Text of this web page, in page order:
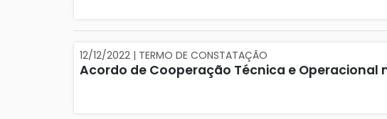
12/12/2022 | TERMO DE CONSTATAÇÃO
Acordo de Cooperação Técnica e Operacional